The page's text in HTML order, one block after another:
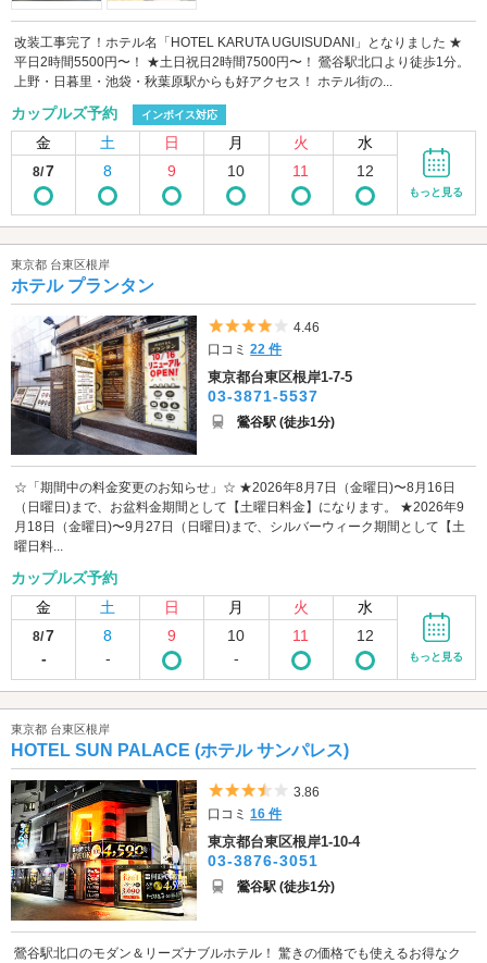
改装工事完了！ホテル名「HOTEL KARUTA UGUISUDANI」となりました ★
平日2時間5500円〜！ ★土日祝日2時間7500円〜！ 鶯谷駅北口より徒歩1分。
上野・日暮里・池袋・秋葉原駅からも好アクセス！ ホテル街の...
カップルズ予約 インボイス対応
金 土 日 月 火 水
8/7 8 9 10 11 12
もっと見る
東京都 台東区根岸
ホテル プランタン
5つ星のうち4
4.46
口コミ22 件
東京都台東区根岸1-7-5
03-3871-5537
鶯谷駅 (徒歩1分)
☆「期間中の料金変更のお知らせ」☆ ★2026年8月7日（金曜日)〜8月16日
（日曜日)まで、お盆料金期間として【土曜日料金】になります。 ★2026年9
月18日（金曜日)〜9月27日（日曜日)まで、シルバーウィーク期間として【土
曜日料...
カップルズ予約
金
土 日 月 火 水
8/7
-
8
-
9
10
-
11 12
もっと見る
東京都 台東区根岸
HOTEL SUN PALACE (ホテル サンパレス)
5つ星のうち3.5
3.86
口コミ16 件
東京都台東区根岸1-10-4
03-3876-3051
鶯谷駅 (徒歩1分)
鶯谷駅北口のモダン＆リーズナブルホテル！ 驚きの価格でも使えるお得なク